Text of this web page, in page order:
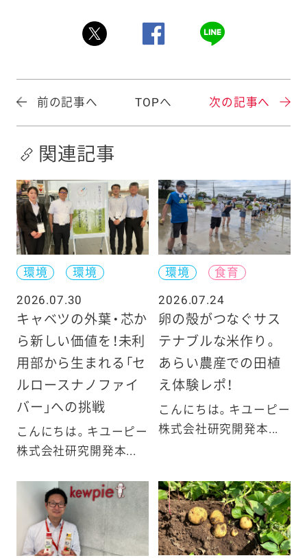
前の記事へ TOPへ 次の記事へ
関連記事
環境
環境
2026.07.30
キャベツの外葉・芯か
ら新しい価値を！未利
用部から生まれる「セ
ルロースナノファイ
バー」への挑戦
こんにちは。キユーピー
株式会社研究開発本...
環境
食育
2026.07.24
卵の殻がつなぐサス
テナブルな米作り。
あらい農産での田植
え体験レポ！
こんにちは。キユーピー
株式会社研究開発本...